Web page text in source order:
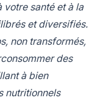
votre santé et à la
et diversifiés.
non transformés,
des
à bien
nutritionnels